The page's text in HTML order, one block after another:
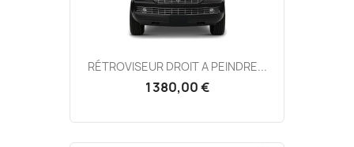
RÉTROVISEUR DROIT A PEINDRE...
1 380,00 €